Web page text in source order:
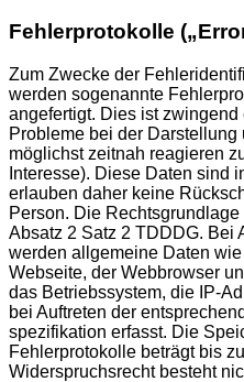
Fehlerprotokolle
Zum Zwecke der
werden sogenannte
angefertigt. Dies ist
Probleme bei der
möglichst zeitnah reagieren
Interesse). Diese Daten sind
erlauben daher keine
Person. Die
Absatz 2 Satz 2 TDDDG. Bei
werden allgemeine Daten
Webseite, der Webbrowser
das Betriebssystem, die IP-
bei Auftreten der
spezifikation erfasst. Die
Fehlerprotokolle beträgt bis
Widerspruchsrecht besteht